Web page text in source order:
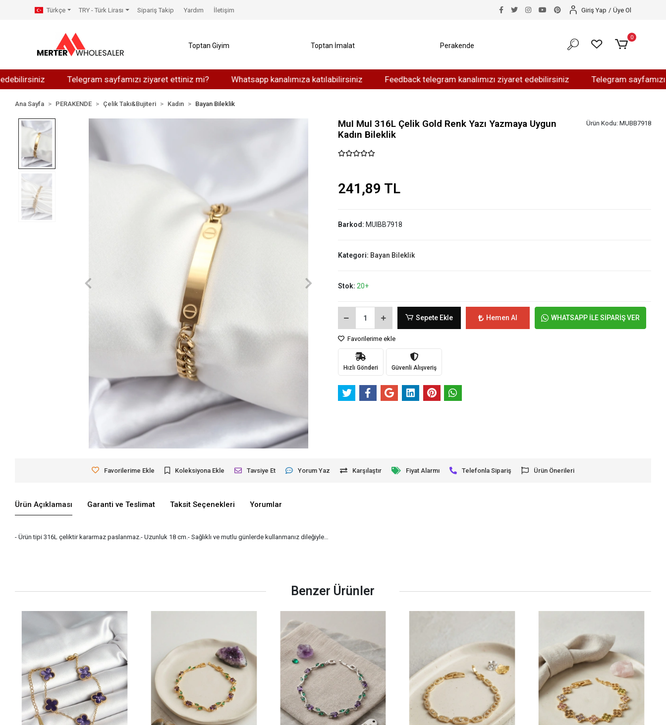
Telegram sayfamızı ziyaret ettiniz mi? Whatsapp kanalımıza katılabilirsiniz Feedback telegram kanalımızı ziyaret edebilirsiniz Telegram sayfamızı
Türkçe TRY - Türk Lirası Sipariş Takip Yardım İletişim Giriş Yap / Üye Ol
Toptan Giyim Toptan İmalat Perakende
0
Ana Sayfa PERAKENDE Çelik Takı&Bujiteri Kadın Bayan Bileklik
MuI MuI 316L Çelik Gold Renk Yazı Yazmaya Uygun
Kadın Bileklik
Ürün Kodu: MUBB7918
241,89 TL
Barkod: MUIBB7918
Kategori: Bayan Bileklik
Stok: 20+
Sepete Ekle Hemen Al WHATSAPP İLE SİPARİŞ VER
Favorilerime ekle
Hızlı Gönderi Güvenli Alışveriş
Favorilerime Ekle Koleksiyona Ekle Tavsiye Et Yorum Yaz Karşılaştır Fiyat Alarmı Telefonla Sipariş Ürün Önerileri
Ürün Açıklaması Garanti ve Teslimat Taksit Seçenekleri Yorumlar
- Ürün tipi 316L çeliktir kararmaz paslanmaz.- Uzunluk 18 cm.- Sağlıklı ve mutlu günlerde kullanmanız dileğiyle…
Benzer Ürünler